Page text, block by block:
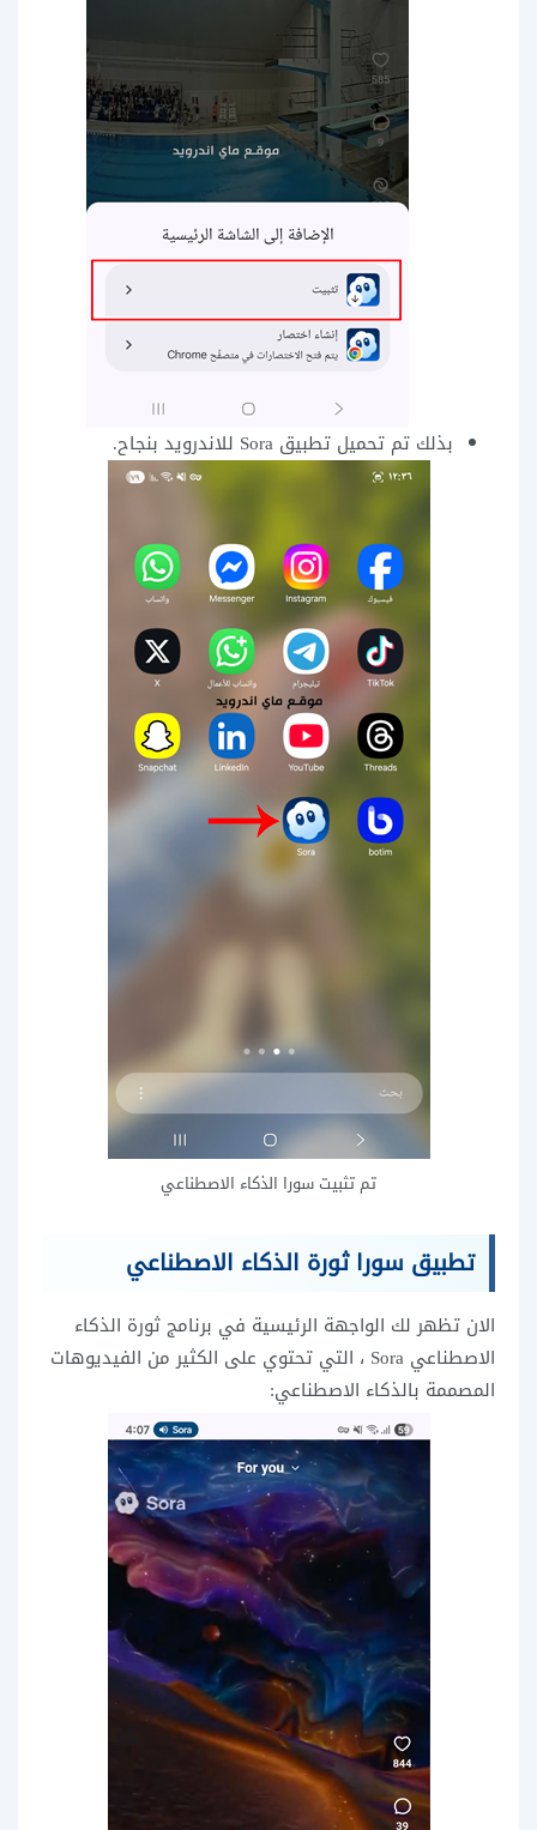
بذلك تم تحميل تطبيق Sora للاندرويد بنجاح.
تم تثبيت سورا الذكاء الاصطناعي
تطبيق سورا ثورة الذكاء الاصطناعي
الان تظهر لك الواجهة الرئيسية في برنامج ثورة الذكاء
الاصطناعي Sora ، التي تحتوي على الكثير من الفيديوهات
المصممة بالذكاء الاصطناعي: